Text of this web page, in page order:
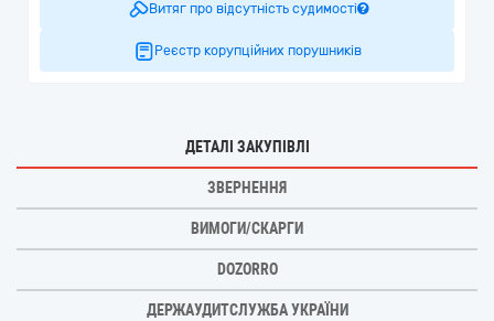
Витяг про відсутність судимості
Реєстр корупційних порушників
ДЕТАЛІ ЗАКУПІВЛІ
ЗВЕРНЕННЯ
ВИМОГИ/СКАРГИ
DOZORRO
ДЕРЖАУДИТСЛУЖБА УКРАЇНИ